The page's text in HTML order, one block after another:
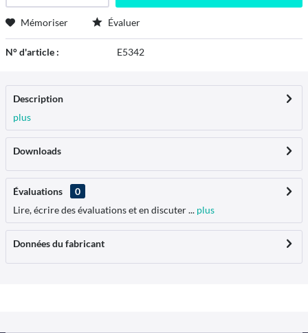
Mémoriser Évaluer
N° d'article : E5342
Description
plus
Downloads
Évaluations
0
Lire, écrire des évaluations et en discuter ... plus
Données du fabricant